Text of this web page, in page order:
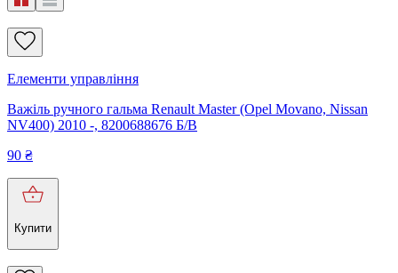
Елементи управління
Важіль ручного гальма Renault Master (Opel Movano, Nissan
NV400) 2010 -, 8200688676 Б/В
90 ₴
Купити